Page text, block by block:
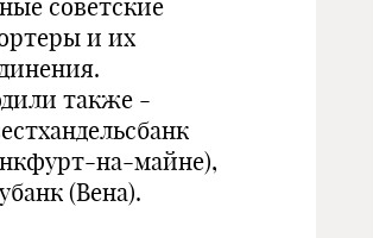
советские
и их
также -
на-майне),
(Вена).